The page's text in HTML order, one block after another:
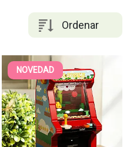
Ordenar
NOVEDAD